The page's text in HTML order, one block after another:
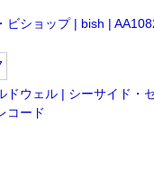
ビショップ | bish |
ドウェル | シーサイド・
コード